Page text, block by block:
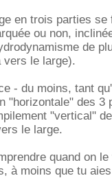
en trois parties
ou non,
de
vers le large).
- du moins, tant
"horizontale" des 3
"vertical"
le large.
quand on
à moins que tu